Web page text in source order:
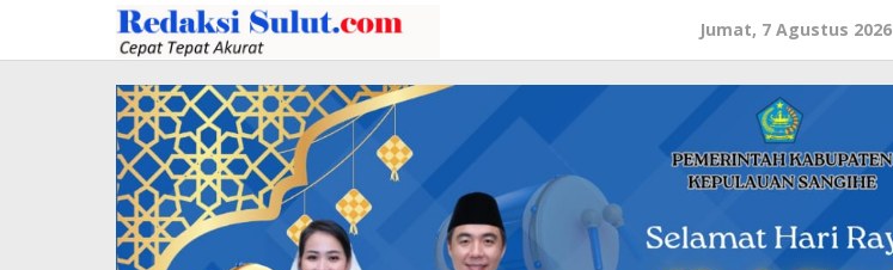
konten
Jumat, 7 Agustus 2026